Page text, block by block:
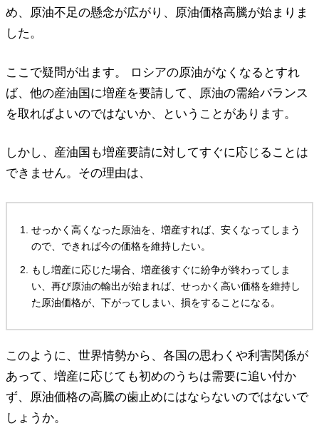
め、原油不足の懸念が広がり、原油価格高騰が始まりま
した。
ここで疑問が出ます。 ロシアの原油がなくなるとすれ
ば、他の産油国に増産を要請して、原油の需給バランス
を取ればよいのではないか、ということがあります。
しかし、産油国も増産要請に対してすぐに応じることは
できません。その理由は、
せっかく高くなった原油を、増産すれば、安くなってしまう
ので、できれば今の価格を維持したい。
もし増産に応じた場合、増産後すぐに紛争が終わってしま
い、再び原油の輸出が始まれば、せっかく高い価格を維持し
た原油価格が、下がってしまい、損をすることになる。
このように、世界情勢から、各国の思わくや利害関係が
あって、増産に応じても初めのうちは需要に追い付か
ず、原油価格の高騰の歯止めにはならないのではないで
しょうか。